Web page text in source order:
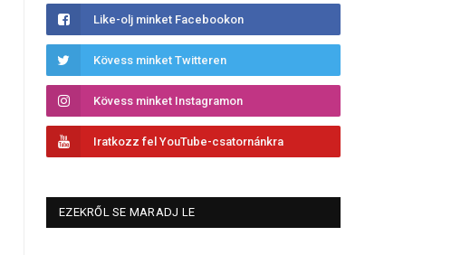
Like-olj minket Facebookon
Kövess minket Twitteren
Kövess minket Instagramon
Iratkozz fel YouTube-csatornánkra
EZEKRŐL SE MARADJ LE